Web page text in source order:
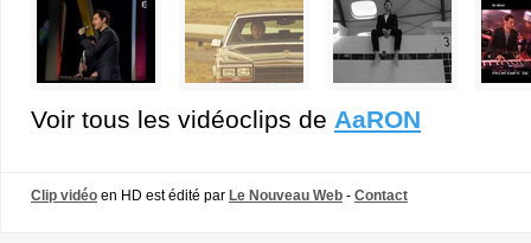
Voir tous les vidéoclips de AaRON
Clip vidéo en HD est édité par Le Nouveau Web - Contact